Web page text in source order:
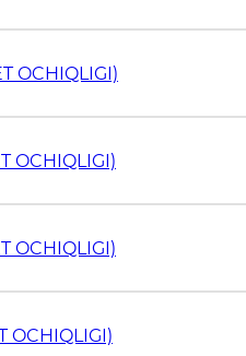
OCHIQLIGI)
OCHIQLIGI)
OCHIQLIGI)
OCHIQLIGI)